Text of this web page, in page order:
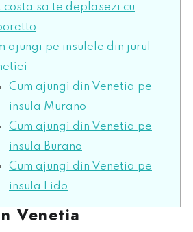
costa sa te deplasezi cu
ajungi pe insulele din jurul
Cum ajungi din Venetia pe
insula Murano
Cum ajungi din Venetia pe
insula Burano
Cum ajungi din Venetia pe
insula Lido
Venetia